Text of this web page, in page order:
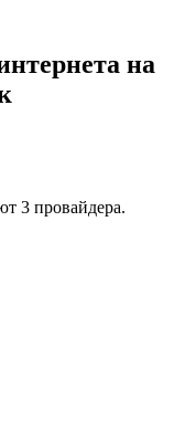
на
3 провайдера.